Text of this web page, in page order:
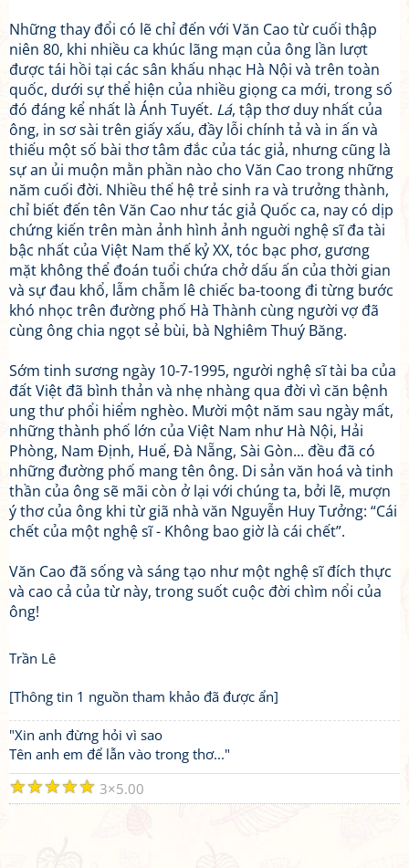
Những thay đổi có lẽ chỉ đến với Văn Cao từ cuối thập
niên 80, khi nhiều ca khúc lãng mạn của ông lần lượt
được tái hồi tại các sân khấu nhạc Hà Nội và trên toàn
quốc, dưới sự thể hiện của nhiều giọng ca mới, trong số
đó đáng kể nhất là Ánh Tuyết. Lá, tập thơ duy nhất của
ông, in sơ sài trên giấy xấu, đầy lỗi chính tả và in ấn và
thiếu một số bài thơ tâm đắc của tác giả, nhưng cũng là
sự an ủi muộn mằn phần nào cho Văn Cao trong những
năm cuối đời. Nhiều thế hệ trẻ sinh ra và trưởng thành,
chỉ biết đến tên Văn Cao như tác giả Quốc ca, nay có dịp
chứng kiến trên màn ảnh hình ảnh nguời nghệ sĩ đa tài
bậc nhất của Việt Nam thế kỷ XX, tóc bạc phơ, gương
mặt không thể đoán tuổi chứa chở dấu ấn của thời gian
và sự đau khổ, lẫm chẫm lê chiếc ba-toong đi từng bước
khó nhọc trên đường phố Hà Thành cùng người vợ đã
cùng ông chia ngọt sẻ bùi, bà Nghiêm Thuý Băng.
Sớm tinh sương ngày 10-7-1995, người nghệ sĩ tài ba của
đất Việt đã bình thản và nhẹ nhàng qua đời vì căn bệnh
ung thư phổi hiểm nghèo. Mười một năm sau ngày mất,
những thành phố lớn của Việt Nam như Hà Nội, Hải
Phòng, Nam Định, Huế, Đà Nẵng, Sài Gòn... đều đã có
những đường phố mang tên ông. Di sản văn hoá và tinh
thần của ông sẽ mãi còn ở lại với chúng ta, bởi lẽ, mượn
ý thơ của ông khi từ giã nhà văn Nguyễn Huy Tưởng: “Cái
chết của một nghệ sĩ - Không bao giờ là cái chết”.
Văn Cao đã sống và sáng tạo như một nghệ sĩ đích thực
và cao cả của từ này, trong suốt cuộc đời chìm nổi của
ông!
Trần Lê
[Thông tin 1 nguồn tham khảo đã được ẩn]
"Xin anh đừng hỏi vì sao
Tên anh em để lẫn vào trong thơ..."
☆
☆
☆
☆
☆ 3 5.00